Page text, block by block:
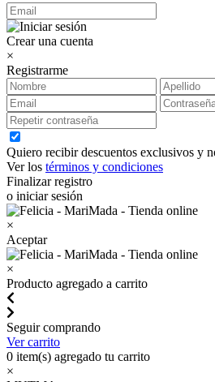
Crear una cuenta
×
Registrarme
Quiero recibir descuentos exclusivos y
Ver los términos y condiciones
Finalizar registro
o iniciar sesión
×
Aceptar
×
Producto agregado a carrito
Seguir comprando
Ver carrito
0 item(s) agregado tu carrito
×